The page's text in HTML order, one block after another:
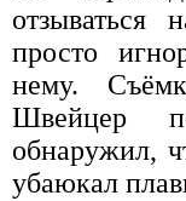
просто
нему.
Швейцер
обнаружил,
убаюкал